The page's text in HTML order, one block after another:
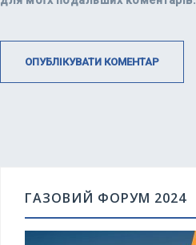
ГАЗОВИЙ ФОРУМ 2024